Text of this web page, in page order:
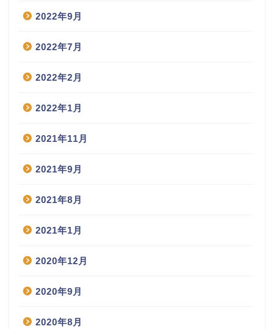
2022年9月
2022年7月
2022年2月
2022年1月
2021年11月
2021年9月
2021年8月
2021年1月
2020年12月
2020年9月
2020年8月